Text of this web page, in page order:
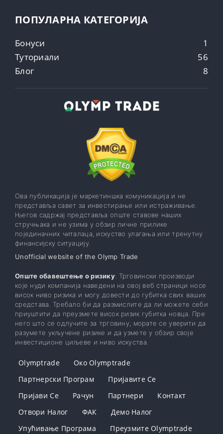
ПОПУЛАРНА КАТЕГОРИЈА
Бонуси
1
Туториали
56
Блог
8
Ова публикација је маркетиншка комуникација и не
представља савет за инвестирање или истраживање.
Његов садржај представља опште ставове наших
стручњака и не узима у обзир личне прилике
појединачних читалаца, искуство улагања или тренутну
финансијску ситуацију.
Unofficial website of the Olymp Trade
Опште обавештење о ризику: Трговински производи
које нуди компанија наведени на овој веб страници носе
висок ниво ризика и могу довести до губитка свих ваших
средстава. Требало би да размислите да ли можете себи
приуштити да преузмете висок ризик губитка новца. Пре
него што се одлучите за трговину, морате се уверити да
разумете укључене ризике и да узмете у обзир своје
инвестиционе циљеве и ниво искуства.
Olymptrade
Око Olymptrade
Партнерски Програм
Пријавите Се
Пријави Се
Рачун Партнери
Контакт
Отвори Налог
ФАК
Демо Налог
Упућивање Програма
Преузмите Olymptrade